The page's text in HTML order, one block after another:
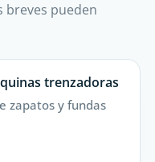
breves pueden
trenzadoras
zapatos y fundas